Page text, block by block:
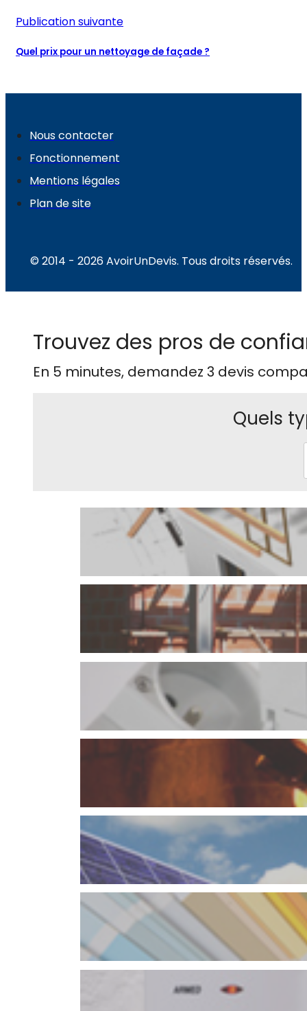
Publication suivante
Quel prix pour un nettoyage de façade ?
Nous contacter
Fonctionnement
Mentions légales
Plan de site
© 2014 - 2026 AvoirUnDevis. Tous droits réservés.
Trouvez des pros de
En 5 minutes, demandez 3 devis
Quels